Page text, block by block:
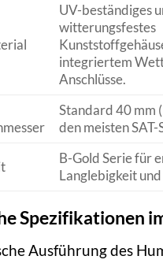
UV-beständiges
witterungsfestes
integriertem
Anschlüsse.
Standard 40 mm
den meisten SAT-
B-Gold Serie für
Langlebigkeit
Spezifikationen
Ausführung des